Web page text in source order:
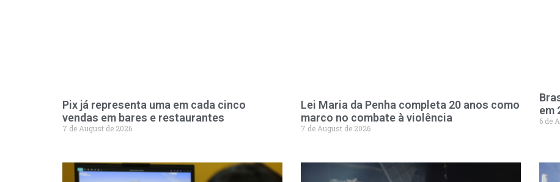
Pix já representa uma em cada cinco
vendas em bares e restaurantes
7 de August de 2026
Lei Maria da Penha completa 20 anos como
marco no combate à violência
7 de August de 2026
em
6 de